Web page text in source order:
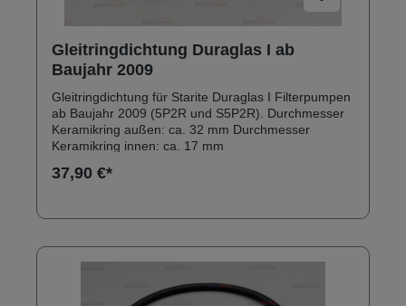
Gleitringdichtung Duraglas I ab
Baujahr 2009
Gleitringdichtung für Starite Duraglas I Filterpumpen
ab Baujahr 2009 (5P2R und S5P2R). Durchmesser
Keramikring außen: ca. 32 mm Durchmesser
Keramikring innen: ca. 17 mm
37,90 €*